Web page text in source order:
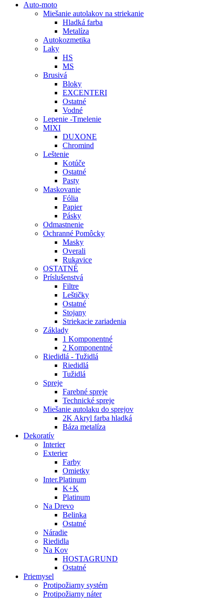
Auto-moto
Miešanie autolakov na striekanie
Hladká farba
Metalíza
Autokozmetika
Laky
HS
MS
Brusivá
Bloky
EXCENTERI
Ostatné
Vodné
Lepenie -Tmelenie
MIXI
DUXONE
Chromind
Leštenie
Kotúče
Ostatné
Pasty
Maskovanie
Fólia
Papier
Pásky
Odmastnenie
Ochranné Pomôcky
Masky
Overali
Rukavice
OSTATNÉ
Príslušenstvá
Filtre
Leštičky
Ostatné
Stojany
Striekacie zariadenia
Základy
1 Komponentné
2 Komponentné
Riedidlá - Tužidlá
Riedidlá
Tužidlá
Spreje
Farebné spreje
Technické spreje
Miešanie autolaku do sprejov
2K Akryl farba hladká
Báza metalíza
Dekoratív
Interier
Exterier
Farby
Omietky
Inter.Platinum
K+K
Platinum
Na Drevo
Belinka
Ostatné
Náradie
Riedidla
Na Kov
HOSTAGRUND
Ostatné
Priemysel
Protipožiarny systém
Protipožiarny náter